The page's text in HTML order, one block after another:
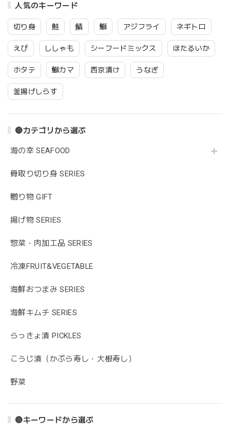
人気のキーワード
切り身 鮭 鯖 鰤 アジフライ ネギトロ
えび ししゃも シーフードミックス ほたるいか
ホタテ 鰤カマ 西京漬け うなぎ
釜揚げしらす
🔴カテゴリから選ぶ
海の幸 SEAFOOD
骨取り切り身 SERIES
贈り物 GIFT
揚げ物 SERIES
惣菜・肉加工品 SERIES
冷凍FRUIT&VEGETABLE
海鮮おつまみ SERIES
海鮮キムチ SERIES
らっきょ漬 PICKLES
こうじ漬（かぶら寿し・大根寿し）
野菜
🔴キーワードから選ぶ